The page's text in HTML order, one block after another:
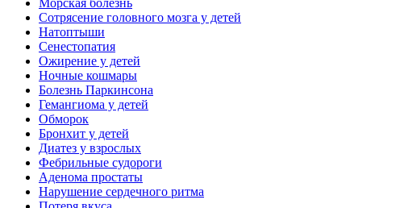
Морская болезнь
Сотрясение головного мозга у детей
Натоптыши
Сенестопатия
Ожирение у детей
Ночные кошмары
Болезнь Паркинсона
Гемангиома у детей
Обморок
Бронхит у детей
Диатез у взрослых
Фебрильные судороги
Аденома простаты
Нарушение сердечного ритма